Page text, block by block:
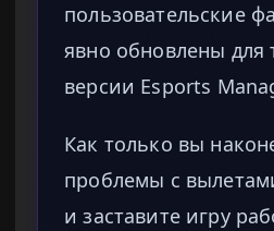
пользовательские
явно обновлены для
версии Esports
Как только вы
проблемы с
и заставите игру